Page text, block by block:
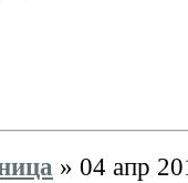
» 04 апр